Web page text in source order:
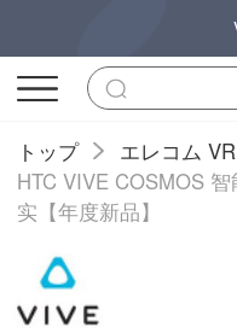
トップ
エレコム
HTC VIVE COSMOS
实【年度新品】